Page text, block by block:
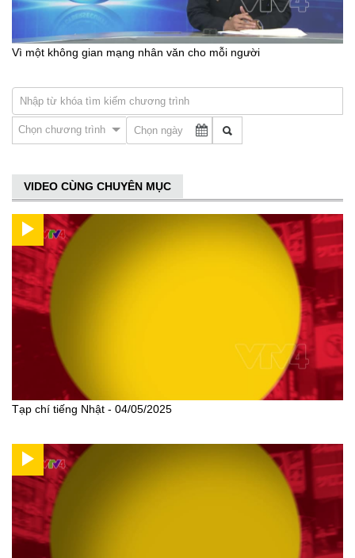
Vì một không gian mạng nhân văn cho mỗi người
Chọn chương trình
VIDEO CÙNG CHUYÊN MỤC
Tạp chí tiếng Nhật - 04/05/2025